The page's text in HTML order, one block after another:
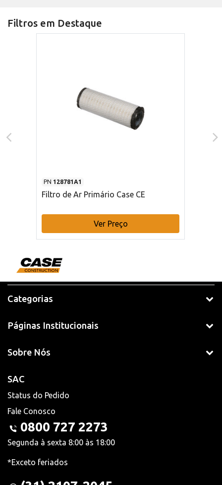
Filtros em Destaque
PN 128781A1
Filtro de Ar Primário Case CE
Ver Preço
Categorias
Páginas Institucionais
Sobre Nós
SAC
Status do Pedido
Fale Conosco
0800 727 2273
Segunda à sexta 8:00 às 18:00
*Exceto feriados